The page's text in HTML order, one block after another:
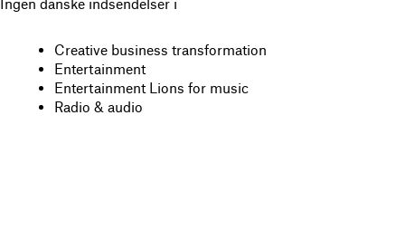
Ingen danske indsendelser i
Creative business transformation
Entertainment
Entertainment Lions for music
Radio & audio